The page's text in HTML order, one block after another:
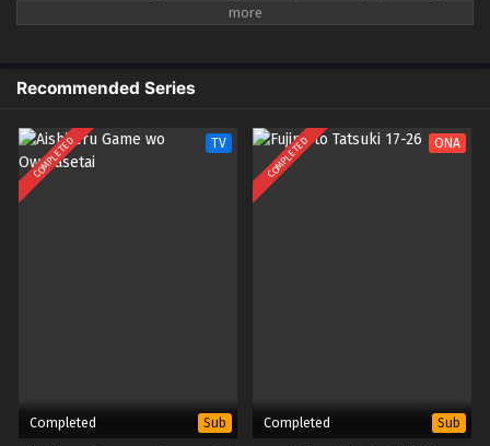
pertamanya, seorang anak laki-laki sederhana bernama Youji Kyougi.
"kontrak romantis" dengan Youji. Bagi seseorang yang telah hidup
selama ribuan tahun tanpa merasakan cinta, menjalani kisah cinta di
sekolah menengah terbukti lebih menakutkan daripada perburuan apa
pun. Di antara kencan yang canggung, kecelakaan berpegangan tangan,
dan perasaan yang tidak dapat dia sebutkan dengan jelas, iblis yang
tadinya sombong itu mendapati dirinya bingung di setiap kesempatan.
Recommended Series
COMPLETED TV
Completed Sub
COMPLETED ONA
Completed Sub